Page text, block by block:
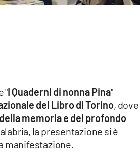
"I Quaderni di nonna Pina"
del Libro di Torino, dove
memoria e del profondo
la presentazione si è
manifestazione.